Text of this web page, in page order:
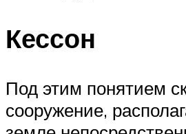
Кессон
Под этим понятием
сооружение,